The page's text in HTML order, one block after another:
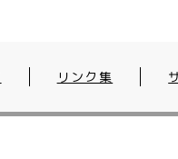
リンク集